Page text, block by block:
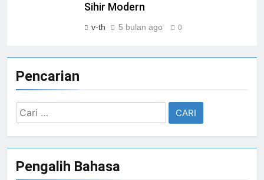
Sihir Modern
v-th 5 bulan ago 0
Pencarian
Cari
untuk:
Pengalih Bahasa